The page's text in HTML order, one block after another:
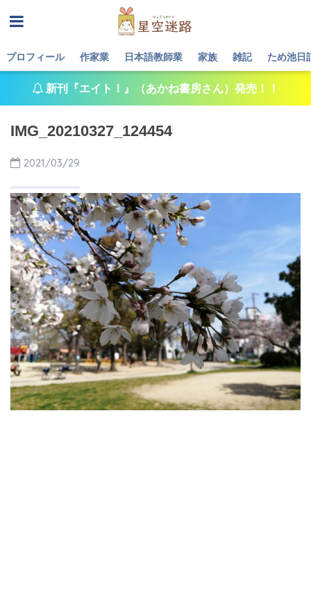
プロフィール 作家業 日本語教師業 家族 雑記 ため池日
新刊『エイト！』（あかね書房さん）発売！！
IMG_20210327_124454
2021/03/29